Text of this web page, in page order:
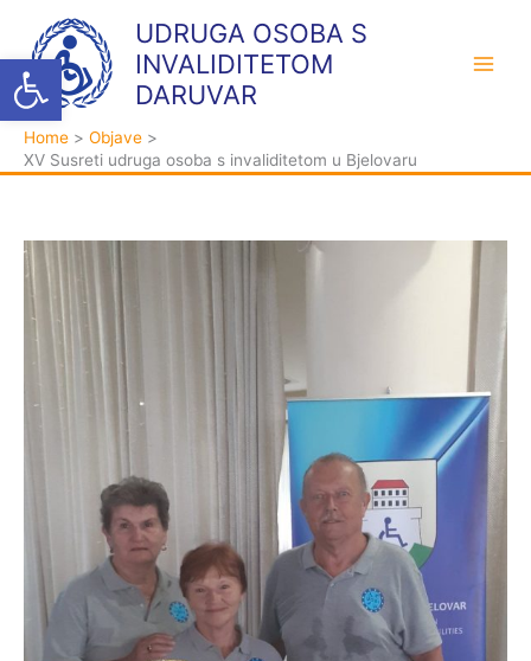
Open toolbar
content
UDRUGA OSOBA S
INVALIDITETOM
DARUVAR
Home
Objave
XV Susreti udruga osoba s invaliditetom u Bjelovaru
t
e
g
o
i
h
i
v
a